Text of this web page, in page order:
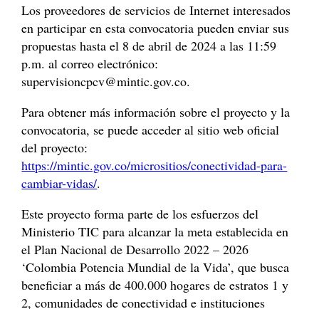
Los proveedores de servicios de Internet interesados
en participar en esta convocatoria pueden enviar sus
propuestas hasta el 8 de abril de 2024 a las 11:59
p.m. al correo electrónico:
supervisioncpcv@mintic.gov.co.
Para obtener más información sobre el proyecto y la
convocatoria, se puede acceder al sitio web oficial
del proyecto:
https://mintic.gov.co/micrositios/conectividad-para-
cambiar-vidas/.
Este proyecto forma parte de los esfuerzos del
Ministerio TIC para alcanzar la meta establecida en
el Plan Nacional de Desarrollo 2022 – 2026
‘Colombia Potencia Mundial de la Vida’, que busca
beneficiar a más de 400.000 hogares de estratos 1 y
2, comunidades de conectividad e instituciones